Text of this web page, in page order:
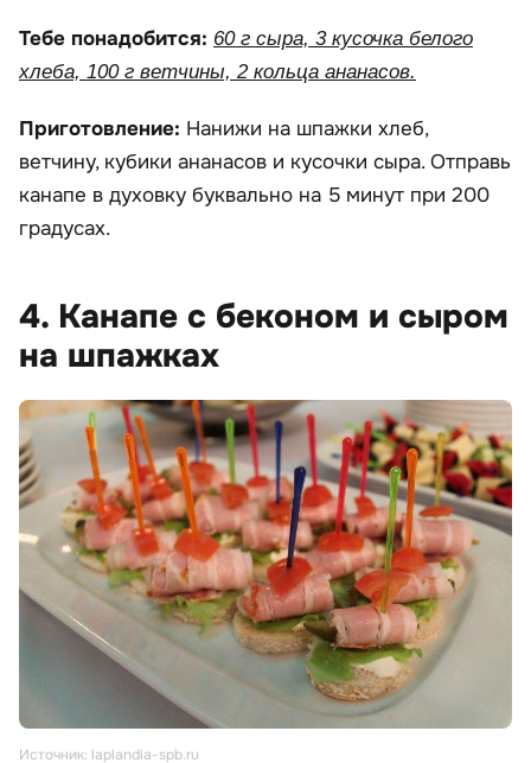
Тебе понадобится: 60 г сыра, 3 кусочка белого
хлеба, 100 г ветчины, 2 кольца ананасов.
Приготовление: Нанижи на шпажки хлеб,
ветчину, кубики ананасов и кусочки сыра. Отправь
канапе в духовку буквально на 5 минут при 200
градусах.
4. Канапе с беконом и сыром
на шпажках
Источник: laplandia-spb.ru